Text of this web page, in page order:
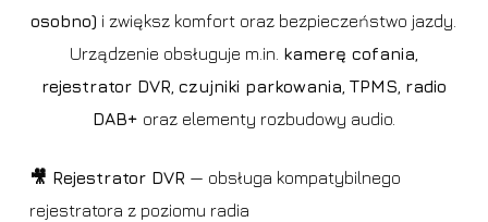
osobno) i zwiększ komfort oraz bezpieczeństwo jazdy.
Urządzenie obsługuje m.in. kamerę cofania
rejestrator DVR czujniki parkowania TPMS radio
DAB+ oraz elementy rozbudowy audio.
🎥 Rejestrator DVR — obsługa kompatybilnego
rejestratora z poziomu radia